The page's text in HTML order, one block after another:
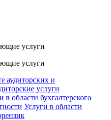
услуги
услуги
аудиторских и
услуги
области бухгалтерского
Услуги в области